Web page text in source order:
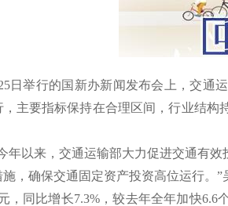
日举行的国新办新闻发布会上，交通
，主要指标保持在合理区间，行业结
来，交通运输部大力促进交通有效
，确保交通固定资产投资高位运行。
，同比增长7.3%，较去年全年加快6.6